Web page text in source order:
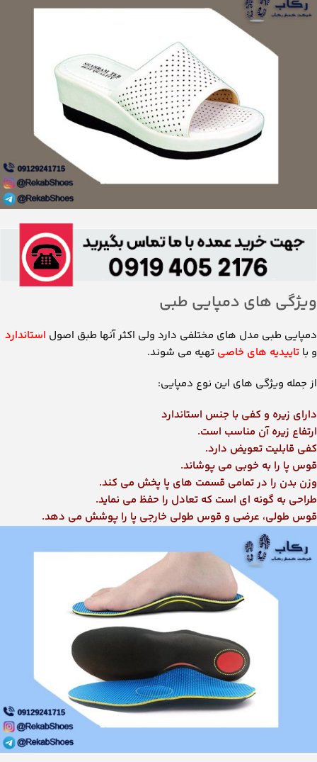
ویژگی های دمپایی طبی
دمپایی طبی مدل های مختلفی دارد ولی اکثر آنها طبق اصول استاندارد
و با تاییدیه های خاصی تهیه می شوند.
از جمله ویژگی های این نوع دمپایی:
دارای زیره و کفی با جنس استاندارد
ارتفاع زیره آن مناسب است.
کفی قابلیت تعویض دارد.
قوس پا را به خوبی می پوشاند.
وزن بدن را در تمامی قسمت های پا پخش می کند.
طراحی به گونه ای است که تعادل را حفظ می نماید.
قوس طولی، عرضی و قوس طولی خارجی پا را پوشش می دهد.